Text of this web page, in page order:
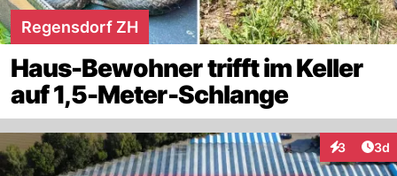
Regensdorf ZH
Haus-Bewohner trifft im Keller
auf 1,5-Meter-Schlange
3 3d